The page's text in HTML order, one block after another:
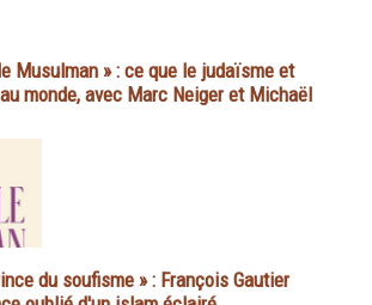
Musulman » : ce que le judaïsme et
monde, avec Marc Neiger et Michaël
du soufisme » : François Gautier